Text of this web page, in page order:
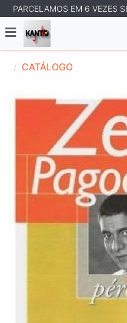
PARCELAMOS EM 6 VEZES
CATÁLOGO